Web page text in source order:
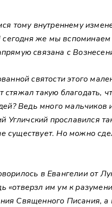
тому внутреннему
же мы
связана с
святости этого
такую благодать,
Ведь много мальчиков
прославился
существует. Но можно
в Евангелии от
«отверзл им ум к
Священного Писания, а